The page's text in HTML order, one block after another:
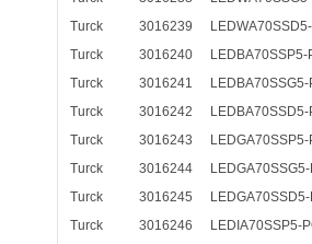
Turck
3016239
Turck
3016240
LEDBA70SSP5-
Turck
3016241
LEDBA70SSG5-
Turck
3016242
LEDBA70SSD5-
Turck
3016243
LEDGA70SSP5-
Turck
3016244
Turck
3016245
Turck
3016246
LEDIA70SSP5-